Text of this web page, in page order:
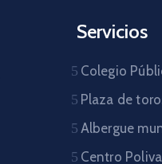
Servicios
Colegio
Plaza de
Albergue
Centro